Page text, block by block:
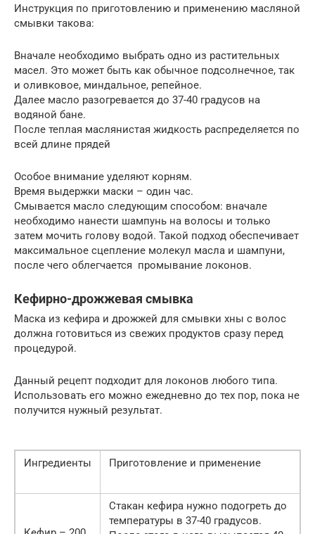
Инструкция по приготовлению и применению масляной
смывки такова:
Вначале необходимо выбрать одно из растительных
масел. Это может быть как обычное подсолнечное, так
и оливковое, миндальное, репейное.
Далее масло разогревается до 37-40 градусов на
водяной бане.
После теплая маслянистая жидкость распределяется по
всей длине прядей
Особое внимание уделяют корням.
Время выдержки маски – один час.
Смывается масло следующим способом: вначале
необходимо нанести шампунь на волосы и только
затем мочить голову водой. Такой подход обеспечивает
максимальное сцепление молекул масла и шампуни,
после чего облегчается промывание локонов.
Кефирно-дрожжевая смывка
Маска из кефира и дрожжей для смывки хны с волос
должна готовиться из свежих продуктов сразу перед
процедурой.
Данный рецепт подходит для локонов любого типа.
Использовать его можно ежедневно до тех пор, пока не
получится нужный результат.
Ингредиенты Приготовление и применение
Стакан кефира нужно подогреть до
температуры в 37-40 градусов.